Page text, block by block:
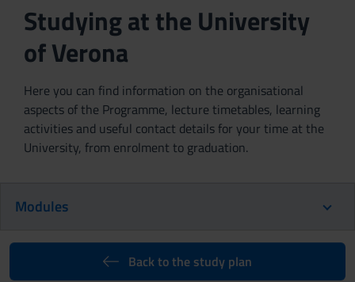
Studying at the University
of Verona
Here you can find information on the organisational
aspects of the Programme, lecture timetables, learning
activities and useful contact details for your time at the
University, from enrolment to graduation.
Modules
Back to the study plan